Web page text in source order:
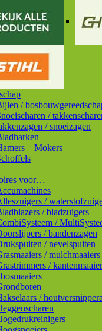
/
/
/ snoeizagen
– Mokers
voor…
/
/ bladzuigers
/
/ bandenzagen
/ nevelspuiten
/ mulchmaaiers
/
/